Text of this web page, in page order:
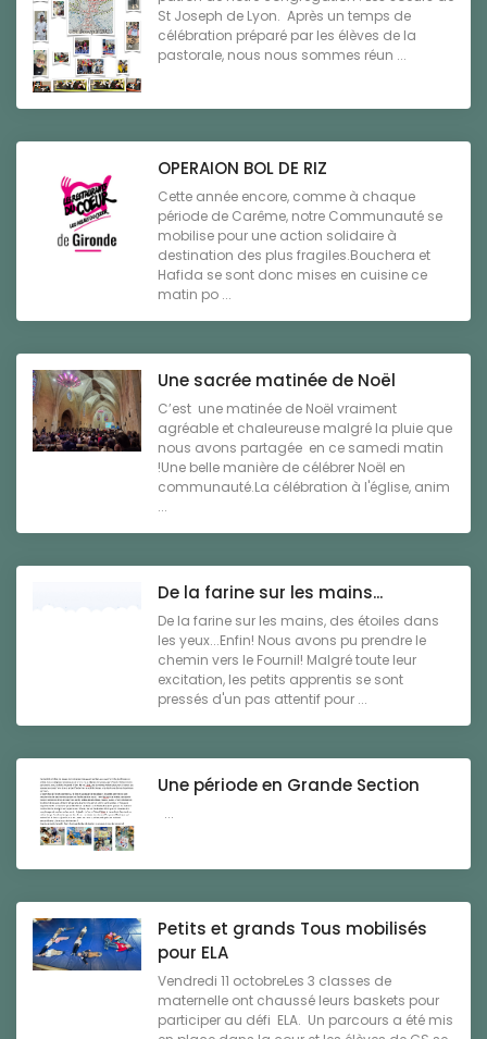
St Joseph de Lyon. Après un temps de
célébration préparé par les élèves de la
pastorale, nous nous sommes réun ...
OPERAION BOL DE RIZ
Cette année encore, comme à chaque
période de Carême, notre Communauté se
mobilise pour une action solidaire à
destination des plus fragiles.Bouchera et
Hafida se sont donc mises en cuisine ce
matin po ...
Une sacrée matinée de Noël
C’est une matinée de Noël vraiment
agréable et chaleureuse malgré la pluie que
nous avons partagée en ce samedi matin
!Une belle manière de célébrer Noël en
communauté.La célébration à l'église, anim
...
De la farine sur les mains...
De la farine sur les mains, des étoiles dans
les yeux...Enfin! Nous avons pu prendre le
chemin vers le Fournil! Malgré toute leur
excitation, les petits apprentis se sont
pressés d'un pas attentif pour ...
Une période en Grande Section
...
Petits et grands Tous mobilisés
pour ELA
Vendredi 11 octobreLes 3 classes de
maternelle ont chaussé leurs baskets pour
participer au défi ELA. Un parcours a été mis